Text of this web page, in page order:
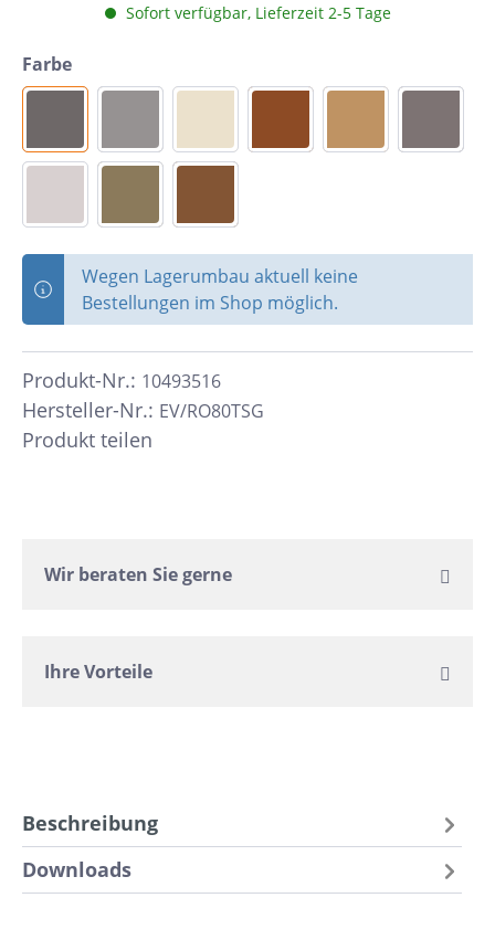
Sofort verfügbar, Lieferzeit 2-5 Tage
Farbe
Wegen Lagerumbau aktuell keine
Bestellungen im Shop möglich.
Hersteller-Nr.: EV/RO80TSG
Produkt-Nr.: 10493516
Produkt teilen
Wir beraten Sie gerne
Ihre Vorteile
Beschreibung
Downloads